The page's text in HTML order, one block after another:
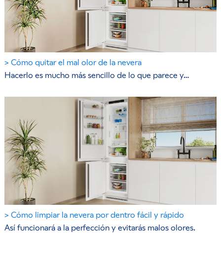
Cómo quitar el mal olor de la nevera
Hacerlo es mucho más sencillo de lo que parece y…
Cómo limpiar la nevera por dentro fácil y rápido
Así funcionará a la perfección y evitarás malos olores.